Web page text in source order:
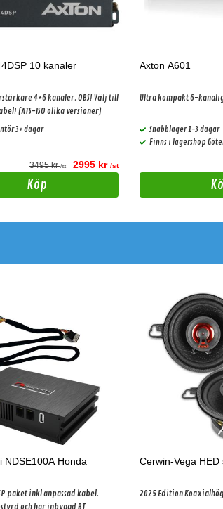
10 kanaler
4+6 kanaler. OBS! Välj till
(ATS-ISO olika versioner)
3+ dagar
3495 kr/st 2995 kr /st
Köp
Axton A601
Ultra kompakt 6-
Snabblager 1-3 dagar
Finns i lagershop
NDSE100A Honda
paket inkl anpassad kabel.
Cerwin-Vega
2025 Edition